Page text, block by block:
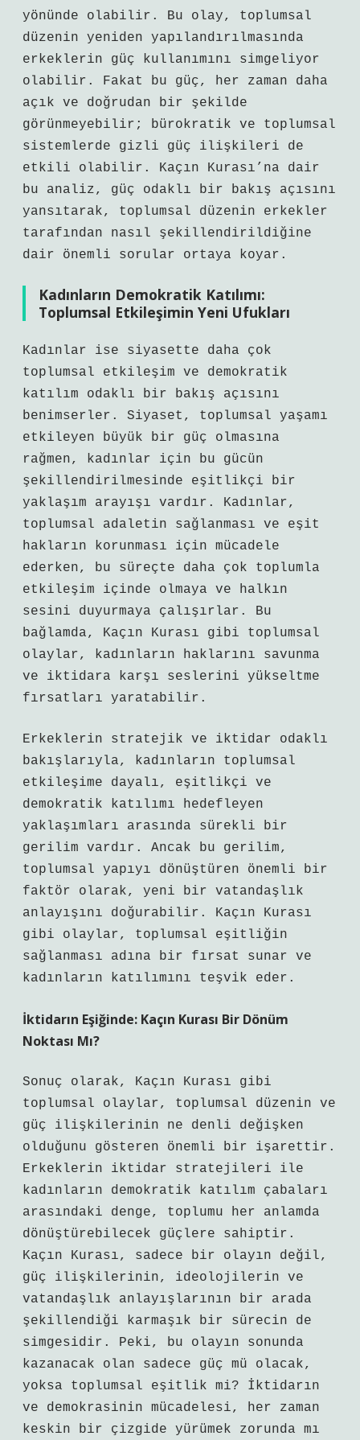
yönünde olabilir. Bu olay, toplumsal
düzenin yeniden yapılandırılmasında
erkeklerin güç kullanımını simgeliyor
olabilir. Fakat bu güç, her zaman daha
açık ve doğrudan bir şekilde
görünmeyebilir; bürokratik ve toplumsal
sistemlerde gizli güç ilişkileri de
etkili olabilir. Kaçın Kurası’na dair
bu analiz, güç odaklı bir bakış açısını
yansıtarak, toplumsal düzenin erkekler
tarafından nasıl şekillendirildiğine
dair önemli sorular ortaya koyar.
Kadınların Demokratik Katılımı:
Toplumsal Etkileşimin Yeni Ufukları
Kadınlar ise siyasette daha çok
toplumsal etkileşim ve demokratik
katılım odaklı bir bakış açısını
benimserler. Siyaset, toplumsal yaşamı
etkileyen büyük bir güç olmasına
rağmen, kadınlar için bu gücün
şekillendirilmesinde eşitlikçi bir
yaklaşım arayışı vardır. Kadınlar,
toplumsal adaletin sağlanması ve eşit
hakların korunması için mücadele
ederken, bu süreçte daha çok toplumla
etkileşim içinde olmaya ve halkın
sesini duyurmaya çalışırlar. Bu
bağlamda, Kaçın Kurası gibi toplumsal
olaylar, kadınların haklarını savunma
ve iktidara karşı seslerini yükseltme
fırsatları yaratabilir.
Erkeklerin stratejik ve iktidar odaklı
bakışlarıyla, kadınların toplumsal
etkileşime dayalı, eşitlikçi ve
demokratik katılımı hedefleyen
yaklaşımları arasında sürekli bir
gerilim vardır. Ancak bu gerilim,
toplumsal yapıyı dönüştüren önemli bir
faktör olarak, yeni bir vatandaşlık
anlayışını doğurabilir. Kaçın Kurası
gibi olaylar, toplumsal eşitliğin
sağlanması adına bir fırsat sunar ve
kadınların katılımını teşvik eder.
İktidarın Eşiğinde: Kaçın Kurası Bir Dönüm
Noktası Mı?
Sonuç olarak, Kaçın Kurası gibi
toplumsal olaylar, toplumsal düzenin ve
güç ilişkilerinin ne denli değişken
olduğunu gösteren önemli bir işarettir.
Erkeklerin iktidar stratejileri ile
kadınların demokratik katılım çabaları
arasındaki denge, toplumu her anlamda
dönüştürebilecek güçlere sahiptir.
Kaçın Kurası, sadece bir olayın değil,
güç ilişkilerinin, ideolojilerin ve
vatandaşlık anlayışlarının bir arada
şekillendiği karmaşık bir sürecin de
simgesidir. Peki, bu olayın sonunda
kazanacak olan sadece güç mü olacak,
yoksa toplumsal eşitlik mi? İktidarın
ve demokrasinin mücadelesi, her zaman
keskin bir çizgide yürümek zorunda mı